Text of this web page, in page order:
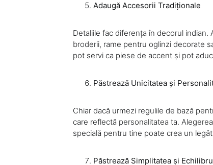
Adaugă Accesorii Tradiționale
Detaliile fac diferența în decorul
broderii, rame pentru oglinzi decorate
pot servi ca piese de accent și pot
Păstrează Unicitatea și
Chiar dacă urmezi regulile de bază
care reflectă personalitatea ta.
specială pentru tine poate crea un
Păstrează Simplitatea și